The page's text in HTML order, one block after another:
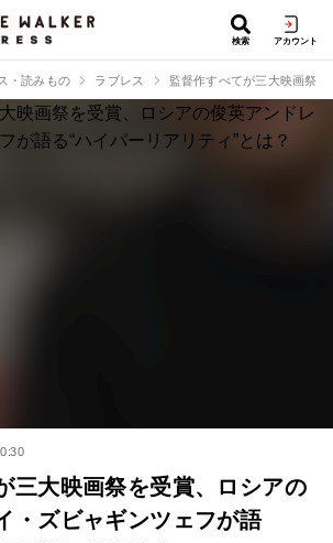
検索 アカウント
・読みもの ラブレス 監督作すべてが三大映画祭
三大映画祭を受賞、ロシアの
・ズビャギンツェフが語